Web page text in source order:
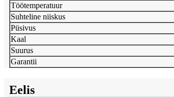
Töötemperatuur
Suhteline niiskus
Püsivus
Kaal
Suurus
Garantii
Eelis